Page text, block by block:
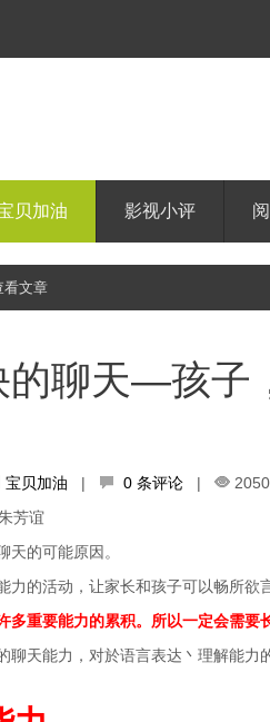
贝加油 影视小评
看文章
的聊天—孩子
宝贝加油 | 0 条评论 |
2050
芳谊
天的可能原因。
力的活动，让家长和孩子可以畅所欲
重要能力的累积。所以一定会需要
聊天能力，对於语言表达丶理解能